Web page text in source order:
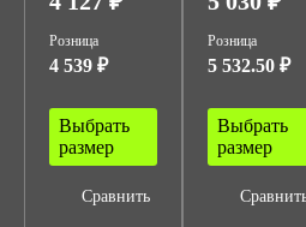
Розница
4 539 ₽
Выбрать
размер
Сравнить
Розница
5 532.50 ₽
Выбрать
размер